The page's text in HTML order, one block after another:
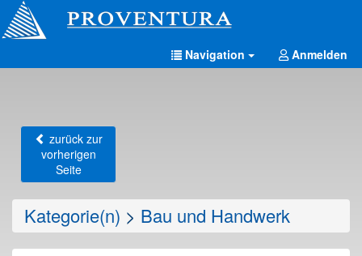
Navigation Anmelden
zurück zur
vorherigen
Seite
Kategorie(n) > Bau und Handwerk